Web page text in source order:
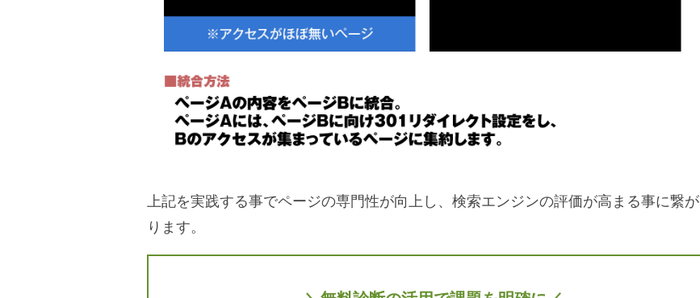
上記を実践する事でページの専門性が向上し、検索エンジンの評価が高まる事に繋が
ります。